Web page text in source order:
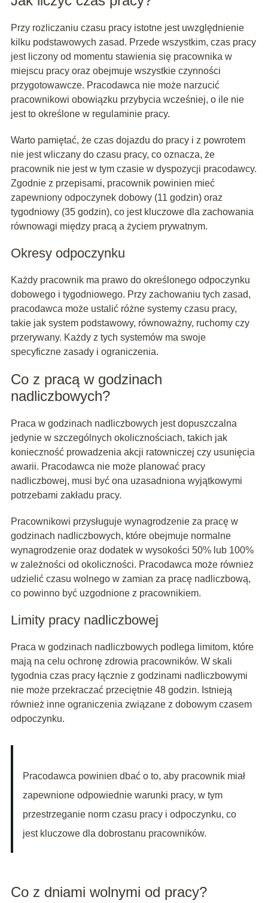
Przy rozliczaniu czasu pracy istotne jest uwzględnienie
kilku podstawowych zasad. Przede wszystkim, czas pracy
jest liczony od momentu stawienia się pracownika w
miejscu pracy oraz obejmuje wszystkie czynności
przygotowawcze. Pracodawca nie może narzucić
pracownikowi obowiązku przybycia wcześniej, o ile nie
jest to określone w regulaminie pracy.
Warto pamiętać, że czas dojazdu do pracy i z powrotem
nie jest wliczany do czasu pracy, co oznacza, że
pracownik nie jest w tym czasie w dyspozycji pracodawcy.
Zgodnie z przepisami, pracownik powinien mieć
zapewniony odpoczynek dobowy (11 godzin) oraz
tygodniowy (35 godzin), co jest kluczowe dla zachowania
równowagi między pracą a życiem prywatnym.
Okresy odpoczynku
Każdy pracownik ma prawo do określonego odpoczynku
dobowego i tygodniowego. Przy zachowaniu tych zasad,
pracodawca może ustalić różne systemy czasu pracy,
takie jak system podstawowy, równoważny, ruchomy czy
przerywany. Każdy z tych systemów ma swoje
specyficzne zasady i ograniczenia.
Co z pracą w godzinach
nadliczbowych?
Praca w godzinach nadliczbowych jest dopuszczalna
jedynie w szczególnych okolicznościach, takich jak
konieczność prowadzenia akcji ratowniczej czy usunięcia
awarii. Pracodawca nie może planować pracy
nadliczbowej, musi być ona uzasadniona wyjątkowymi
potrzebami zakładu pracy.
Pracownikowi przysługuje wynagrodzenie za pracę w
godzinach nadliczbowych, które obejmuje normalne
wynagrodzenie oraz dodatek w wysokości 50% lub 100%
w zależności od okoliczności. Pracodawca może również
udzielić czasu wolnego w zamian za pracę nadliczbową,
co powinno być uzgodnione z pracownikiem.
Limity pracy nadliczbowej
Praca w godzinach nadliczbowych podlega limitom, które
mają na celu ochronę zdrowia pracowników. W skali
tygodnia czas pracy łącznie z godzinami nadliczbowymi
nie może przekraczać przeciętnie 48 godzin. Istnieją
również inne ograniczenia związane z dobowym czasem
odpoczynku.
Pracodawca powinien dbać o to, aby pracownik miał
zapewnione odpowiednie warunki pracy, w tym
przestrzeganie norm czasu pracy i odpoczynku, co
jest kluczowe dla dobrostanu pracowników.
Co z dniami wolnymi od pracy?